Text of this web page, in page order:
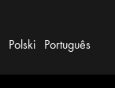
Polski Português